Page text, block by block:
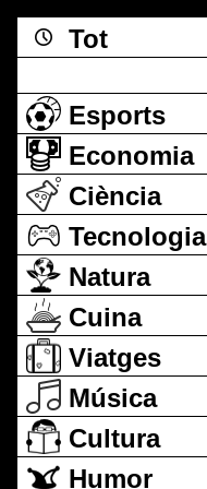
Tot
Esports
Economia
Ciència
Tecnologia
Natura
Cuina
Viatges
Música
Cultura
Humor